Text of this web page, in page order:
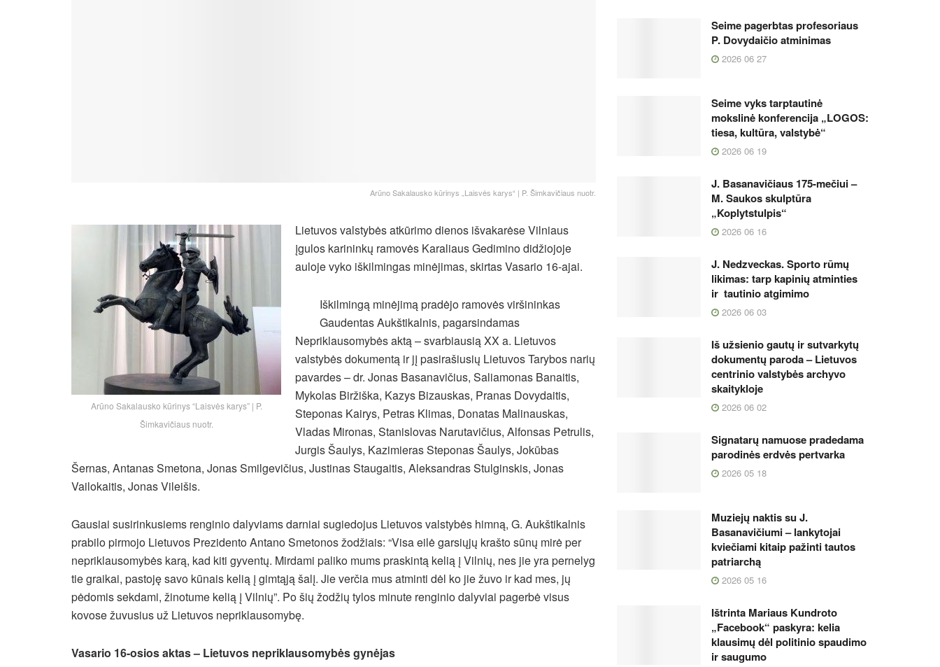
Arūno Sakalausko kūrinys „Laisvės karys“ | P. Šimkavičiaus nuotr.
Arūno Sakalausko kūrinys “Laisvės karys” | P.
Šimkavičiaus nuotr.
Lietuvos valstybės atkūrimo dienos išvakarėse Vilniaus
įgulos karininkų ramovės Karaliaus Gedimino didžiojoje
auloje vyko iškilmingas minėjimas, skirtas Vasario 16-ajai.
Iškilmingą minėjimą pradėjo ramovės viršininkas
Gaudentas Aukštikalnis, pagarsindamas
Nepriklausomybės aktą – svarbiausią XX a. Lietuvos
valstybės dokumentą ir jį pasirašiusių Lietuvos Tarybos narių
pavardes – dr. Jonas Basanavičius, Saliamonas Banaitis,
Mykolas Biržiška, Kazys Bizauskas, Pranas Dovydaitis,
Steponas Kairys, Petras Klimas, Donatas Malinauskas,
Vladas Mironas, Stanislovas Narutavičius, Alfonsas Petrulis,
Jurgis Šaulys, Kazimieras Steponas Šaulys, Jokūbas
Šernas, Antanas Smetona, Jonas Smilgevičius, Justinas Staugaitis, Aleksandras Stulginskis, Jonas
Vailokaitis, Jonas Vileišis.
Gausiai susirinkusiems renginio dalyviams darniai sugiedojus Lietuvos valstybės himną, G. Aukštikalnis
prabilo pirmojo Lietuvos Prezidento Antano Smetonos žodžiais: “Visa eilė garsiųjų krašto sūnų mirė per
nepriklausomybės karą, kad kiti gyventų. Mirdami paliko mums praskintą kelią į Vilnių, nes jie yra pernelyg
tie graikai, pastoję savo kūnais kelią į gimtąją šalį. Jie verčia mus atminti dėl ko jie žuvo ir kad mes, jų
pėdomis sekdami, žinotume kelią į Vilnių”. Po šių žodžių tylos minute renginio dalyviai pagerbė visus
kovose žuvusius už Lietuvos nepriklausomybę.
Vasario 16-osios aktas – Lietuvos nepriklausomybės gynėjas
Seime pagerbtas profesoriaus
P. Dovydaičio atminimas
2026 06 27
Seime vyks tarptautinė
mokslinė konferencija „LOGOS:
tiesa, kultūra, valstybė“
2026 06 19
J. Basanavičiaus 175-mečiui –
M. Saukos skulptūra
„Koplytstulpis“
2026 06 16
J. Nedzveckas. Sporto rūmų
likimas: tarp kapinių atminties
ir tautinio atgimimo
2026 06 03
Iš užsienio gautų ir sutvarkytų
dokumentų paroda – Lietuvos
centrinio valstybės archyvo
skaitykloje
2026 06 02
Signatarų namuose pradedama
parodinės erdvės pertvarka
2026 05 18
Muziejų naktis su J.
Basanavičiumi – lankytojai
kviečiami kitaip pažinti tautos
patriarchą
2026 05 16
Ištrinta Mariaus Kundroto
„Facebook“ paskyra: kelia
klausimų dėl politinio spaudimo
ir saugumo